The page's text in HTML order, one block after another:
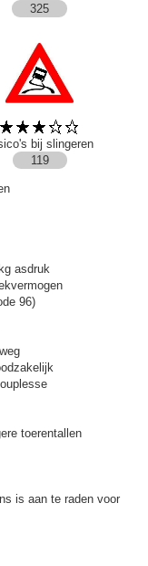
325
bij slingeren
119
asdruk
96)
toerentallen
is aan te raden voor